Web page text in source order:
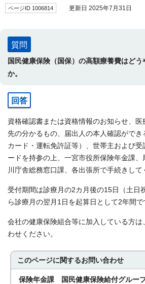
ページID 1006814 更新日 2025年7月31日
質問
国民健康保険（国保）の高額療養費はど
か。
回答
資格確認書または資格情報のお知らせ、
先の分かるもの、届出人の本人確認ができ
カード・運転免許証等）、世帯主および受
ードを持参の上、一宮市役所保険年金課
川庁舎総務窓口課、各出張所で手続きして
受付期間は診療月の2カ月後の15日（土日
ら診療月の翌月1日を起算日として2年間で
会社の健康保険組合等に加入している方は
わせください。
このページに関するお問い合わせ
保険年金課 国民健康保険給付グルー